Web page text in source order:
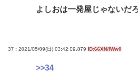
よしおは一発屋じゃないだ
37 : 2021/05/09(日) 03:42:09.879 ID:66XN/IWw0
>>34